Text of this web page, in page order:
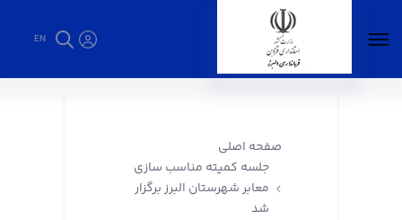
EN
صفحه اصلی
جلسه کمیته مناسب سازی
معابر شهرستان البرز برگزار
شد